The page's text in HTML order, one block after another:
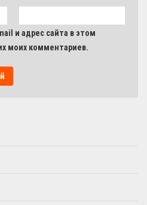
и адрес сайта в этом
моих комментариев.